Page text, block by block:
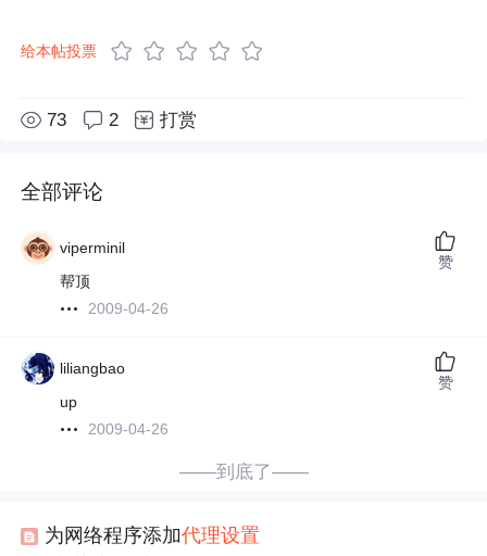
给本帖投票
73 2 打赏
全部评论
viperminil
帮顶
2009-04-26
赞
liliangbao
up
2009-04-26
赞
——到底了——
为网络程序添加代理设置